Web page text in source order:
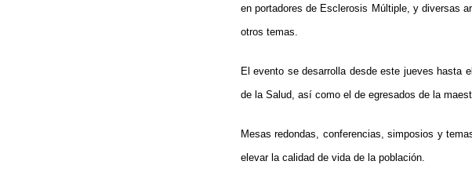
en portadores de Esclerosis Múltiple, y diversas
otros temas.
El evento se desarrolla desde este jueves hasta
de la Salud, así como el de egresados de la
Mesas redondas, conferencias, simposios y
elevar la calidad de vida de la población.